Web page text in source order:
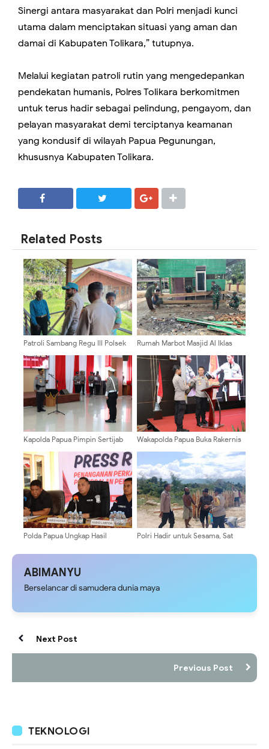
Sinergi antara masyarakat dan Polri menjadi kunci
utama dalam menciptakan situasi yang aman dan
damai di Kabupaten Tolikara,” tutupnya.
Melalui kegiatan patroli rutin yang mengedepankan
pendekatan humanis, Polres Tolikara berkomitmen
untuk terus hadir sebagai pelindung, pengayom, dan
pelayan masyarakat demi terciptanya keamanan
yang kondusif di wilayah Papua Pegunungan,
khususnya Kabupaten Tolikara.
Related Posts
Patroli Sambang Regu III Polsek
Masyarakat Kampung Binime
Rumah Marbot Masjid Al Iklas
Kodim 0904/Paser
Kapolda Papua Pimpin Sertijab
Perkuat Kinerja Organisasi
Wakapolda Papua Buka Rakernis
Tata Kelola Keuangan Polri yang
Transparan dan Akuntabel
Polda Papua Ungkap Hasil
Biak Numfor
Polri Hadir untuk Sesama, Sat
Tengah Berikan Dukungan Untuk
ABIMANYU
Berselancar di samudera dunia maya
Next Post
Previous Post
TEKNOLOGI